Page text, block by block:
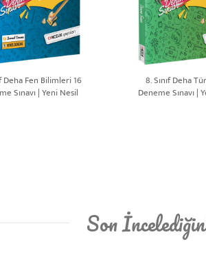
Deha Fen Bilimleri 16
Sınavı | Yeni Nesil
8. Sınıf Deha
Deneme Sınavı |
Son